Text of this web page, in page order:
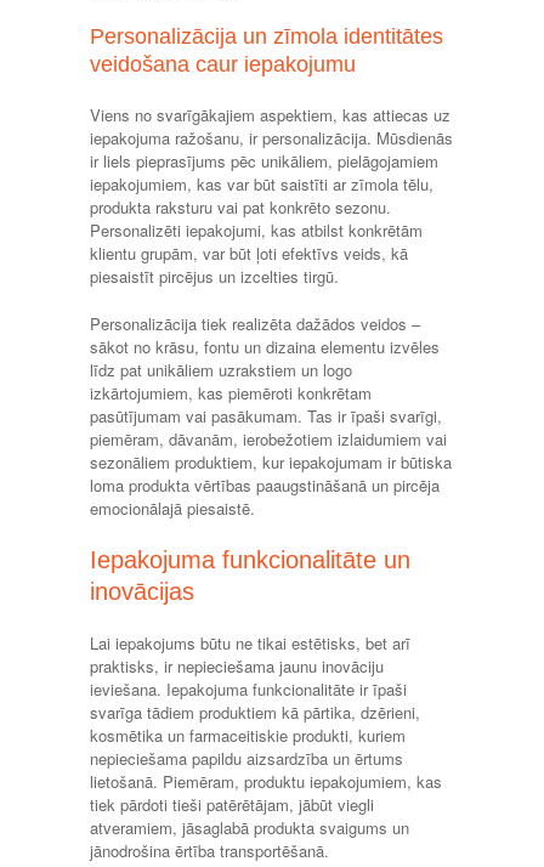
Personalizācija un zīmola identitātes
veidošana caur iepakojumu
Viens no svarīgākajiem aspektiem, kas attiecas uz
iepakojuma ražošanu, ir personalizācija. Mūsdienās
ir liels pieprasījums pēc unikāliem, pielāgojamiem
iepakojumiem, kas var būt saistīti ar zīmola tēlu,
produkta raksturu vai pat konkrēto sezonu.
Personalizēti iepakojumi, kas atbilst konkrētām
klientu grupām, var būt ļoti efektīvs veids, kā
piesaistīt pircējus un izcelties tirgū.
Personalizācija tiek realizēta dažādos veidos –
sākot no krāsu, fontu un dizaina elementu izvēles
līdz pat unikāliem uzrakstiem un logo
izkārtojumiem, kas piemēroti konkrētam
pasūtījumam vai pasākumam. Tas ir īpaši svarīgi,
piemēram, dāvanām, ierobežotiem izlaidumiem vai
sezonāliem produktiem, kur iepakojumam ir būtiska
loma produkta vērtības paaugstināšanā un pircēja
emocionālajā piesaistē.
Iepakojuma funkcionalitāte un
inovācijas
Lai iepakojums būtu ne tikai estētisks, bet arī
praktisks, ir nepieciešama jaunu inovāciju
ieviešana. Iepakojuma funkcionalitāte ir īpaši
svarīga tādiem produktiem kā pārtika, dzērieni,
kosmētika un farmaceitiskie produkti, kuriem
nepieciešama papildu aizsardzība un ērtums
lietošanā. Piemēram, produktu iepakojumiem, kas
tiek pārdoti tieši patērētājam, jābūt viegli
atveramiem, jāsaglabā produkta svaigums un
jānodrošina ērtība transportēšanā.